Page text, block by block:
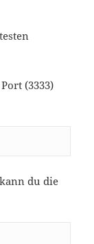
(3333)
du die